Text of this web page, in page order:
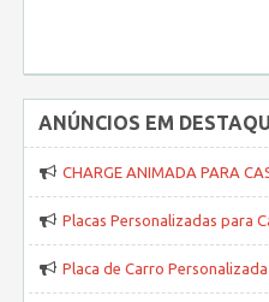
ANÚNCIOS EM
CHARGE ANIMADA PARA
Placas Personalizadas para
Placa de Carro